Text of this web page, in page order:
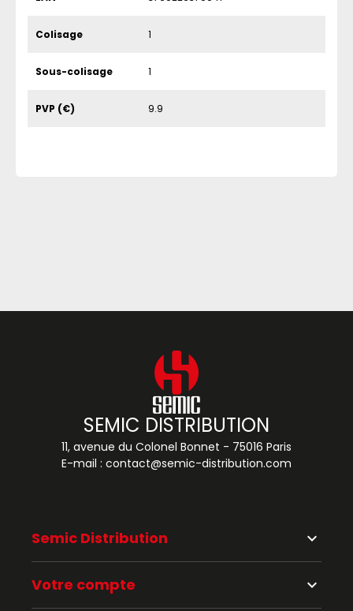
Colisage 1
Sous-colisage 1
PVP (€) 9.9
Semic Distribution keyboard_arrow_down
Votre compte keyboard_arrow_down
SEMIC DISTRIBUTION
11, avenue du Colonel Bonnet - 75016 Paris
E-mail : contact@semic-distribution.com